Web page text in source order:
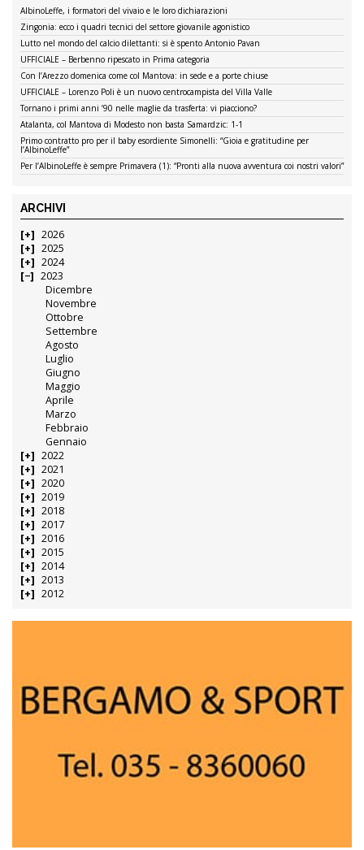
AlbinoLeffe, i formatori del vivaio e le loro dichiarazioni
Zingonia: ecco i quadri tecnici del settore giovanile agonistico
Lutto nel mondo del calcio dilettanti: si è spento Antonio Pavan
UFFICIALE – Berbenno ripescato in Prima categoria
Con l’Arezzo domenica come col Mantova: in sede e a porte chiuse
UFFICIALE – Lorenzo Poli è un nuovo centrocampista del Villa Valle
Tornano i primi anni ’90 nelle maglie da trasferta: vi piacciono?
Atalanta, col Mantova di Modesto non basta Samardzic: 1-1
Primo contratto pro per il baby esordiente Simonelli: “Gioia e gratitudine per
l’AlbinoLeffe”
Per l’AlbinoLeffe è sempre Primavera (1): “Pronti alla nuova avventura coi nostri valori”
ARCHIVI
2026
2025
2024
2023
Dicembre
Novembre
Ottobre
Settembre
Agosto
Luglio
Giugno
Maggio
Aprile
Marzo
Febbraio
Gennaio
2022
2021
2020
2019
2018
2017
2016
2015
2014
2013
2012